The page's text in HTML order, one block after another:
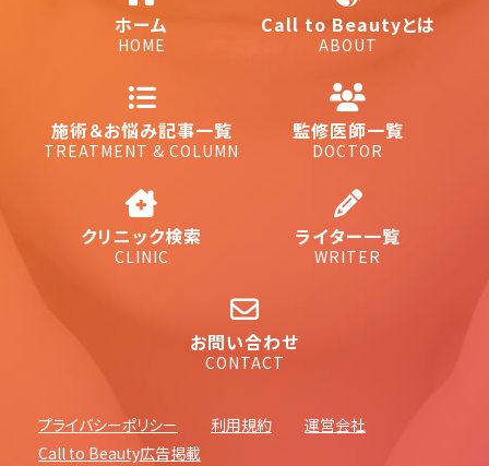
ホーム
HOME
Call to Beautyとは
ABOUT
施術＆お悩み記事一覧
TREATMENT & COLUMN
監修医師一覧
DOCTOR
クリニック検索
CLINIC
ライター一覧
WRITER
お問い合わせ
CONTACT
プライバシーポリシー 利用規約
運営会社
Call to Beauty広告掲載